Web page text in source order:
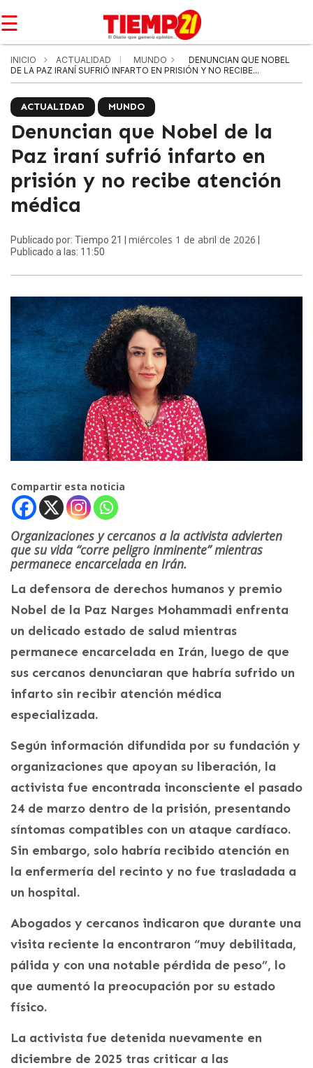
☰
INICIO ACTUALIDAD MUNDO
DENUNCIAN QUE NOBEL
DE LA PAZ IRANÍ SUFRIÓ INFARTO EN PRISIÓN Y NO RECIBE...
ACTUALIDAD MUNDO
Denuncian que Nobel de la
Paz iraní sufrió infarto en
prisión y no recibe atención
médica
Publicado por: Tiempo 21 | miércoles 1 de abril de 2026
Publicado a las: 11:50
Compartir esta noticia
Organizaciones y cercanos a la activista advierten
que su vida “corre peligro inminente” mientras
permanece encarcelada en Irán.
La defensora de derechos humanos y premio
Nobel de la Paz Narges Mohammadi enfrenta
un delicado estado de salud mientras
permanece encarcelada en Irán, luego de que
sus cercanos denunciaran que habría sufrido un
infarto sin recibir atención médica
especializada.
Según información difundida por su fundación y
organizaciones que apoyan su liberación, la
activista fue encontrada inconsciente el pasado
24 de marzo dentro de la prisión, presentando
síntomas compatibles con un ataque cardíaco.
Sin embargo, solo habría recibido atención en
la enfermería del recinto y no fue trasladada a
un hospital.
Abogados y cercanos indicaron que durante una
visita reciente la encontraron “muy debilitada,
pálida y con una notable pérdida de peso”, lo
que aumentó la preocupación por su estado
físico.
La activista fue detenida nuevamente en
diciembre de 2025 tras criticar a las